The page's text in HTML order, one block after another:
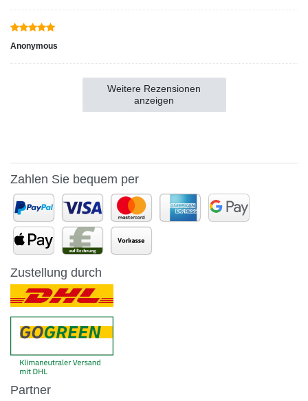
Anonymous
Weitere Rezensionen
anzeigen
Zahlen Sie bequem per
Zustellung durch
Partner